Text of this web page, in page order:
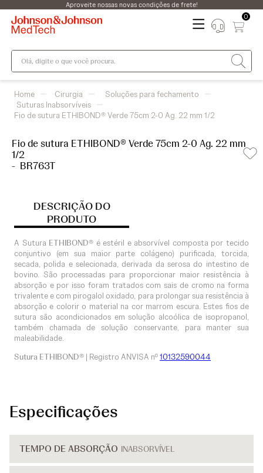
Aproveite nossas novas condições de frete!
0
Olá, digite o que você procura.
Cirurgia
Soluções para fechamento
Suturas Inabsorvíveis
Fio de sutura ETHIBOND® Verde 75cm 2-0 Ag. 22 mm 1/2
Fio de sutura ETHIBOND® Verde 75cm 2-0 Ag. 22 mm
1/2
- BR763T
DESCRIÇÃO DO
PRODUTO
A Sutura ETHIBOND® é estéril e absorvível composta por tecido
conjuntivo (em sua maior parte colágeno) purificada, torcida,
secada, polida e selecionada, derivada da serosa do intestino de
bovino. São processadas para proporcionar maior resistência à
absorção e por isso foram tratados com sais de cromo na forma
trivalente e com pirogalol oxidado, para prolongar sua resistência à
absorção e colorir o material na cor marrom escura. Estes fios de
sutura são acondicionados em solução alcoólica de isopropanol,
também chamada de solução conservante, para manter sua
maleabilidade.
Sutura ETHIBOND® | Registro ANVISA nº10132590044
Especificações
TEMPO DE ABSORÇÃO INABSORVÍVEL